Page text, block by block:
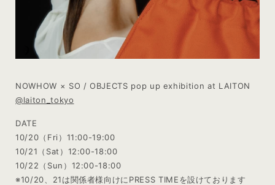
NOWHOW × SO / OBJECTS pop up exhibition at LAITON
@laiton_tokyo
DATE
10/20（Fri）11:00-19:00
10/21（Sat）12:00-18:00
10/22（Sun）12:00-18:00
※10/20、21は関係者様向けにPRESS TIMEを設けております